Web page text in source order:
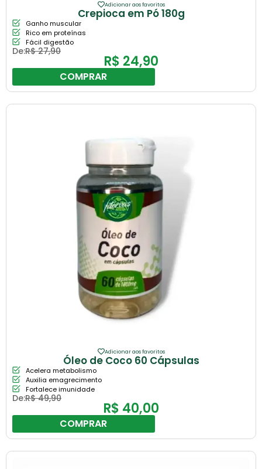
Adicionar aos favoritos
Crepioca em Pó 180g
Ganho muscular
Rico em proteínas
Fácil digestão
De:R$27,90
R$ 24,90
COMPRAR
Adicionar aos favoritos
Óleo de Coco 60 Cápsulas
Acelera metabolismo
Auxilia emagrecimento
Fortalece imunidade
De:R$49,90
R$ 40,00
COMPRAR